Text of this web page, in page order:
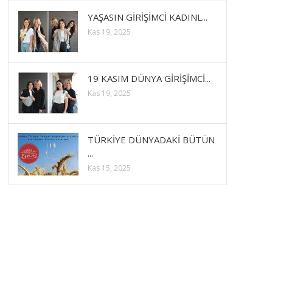
YAŞASIN GİRİŞİMCİ KADINL...
Kas 19, 2025
19 KASIM DÜNYA GİRİŞİMCİ...
Kas 19, 2025
TÜRKİYE DÜNYADAKİ BÜTÜN
...
Kas 15, 2025